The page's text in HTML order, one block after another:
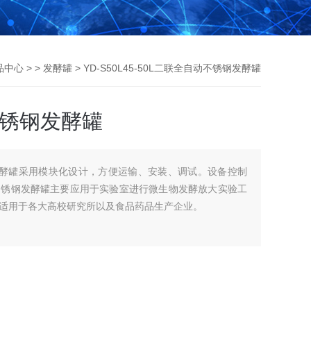
中心 > > 发酵罐 > YD-S50L45-50L二联全自动不锈钢发酵罐
钢发酵罐
罐采用模块化设计，方便运输、安装、调试。设备控制
钢发酵罐主要应用于实验室进行微生物发酵放大实验工
于各大高校研究所以及食品药品生产企业。